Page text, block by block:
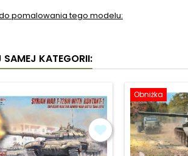
pomalowania tego modelu:
KATEGORII:
Obniżka